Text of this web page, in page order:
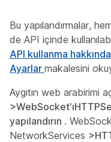
Bu yapılandırmalar,
de API içinde
API kullanma
Ayarlar makalesini
Aygıtın web arabirimi
yapılandırın .
NetworkServices